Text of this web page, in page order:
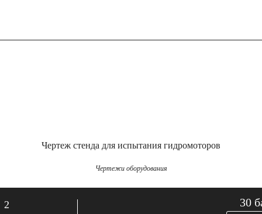
Чертеж стенда для испытания гидромоторов
Чертежи оборудования
2
30